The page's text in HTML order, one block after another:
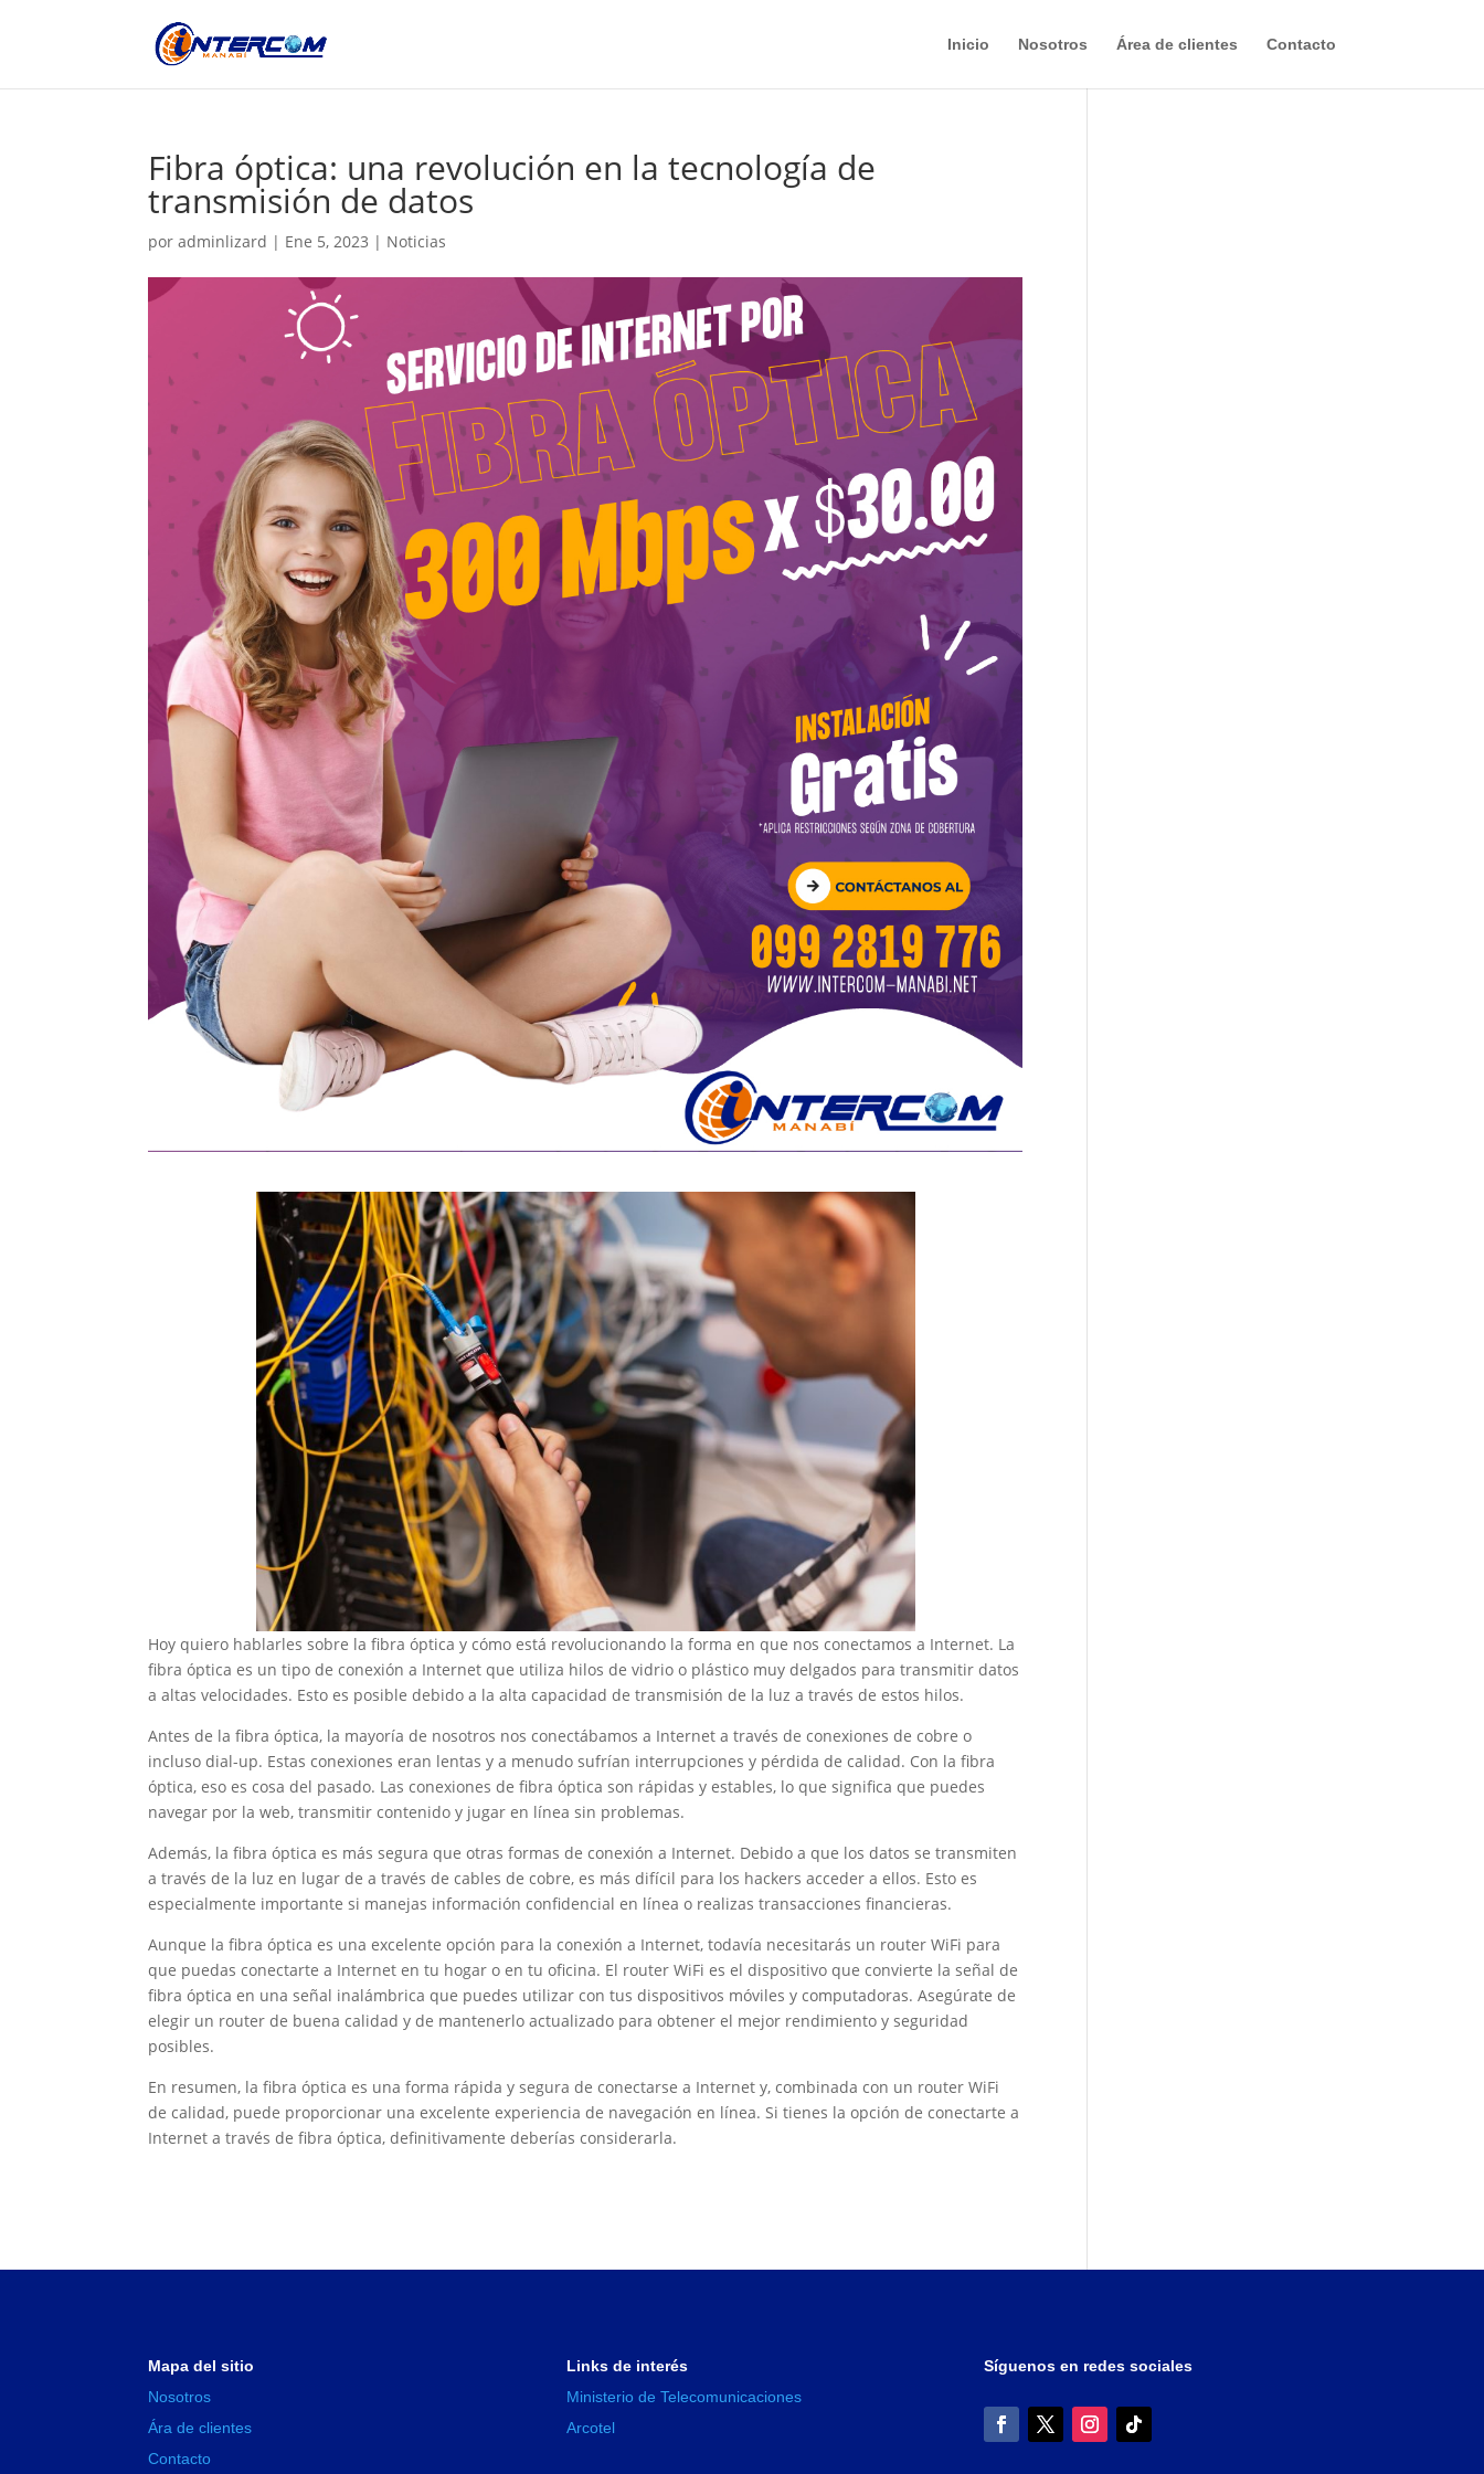
Inicio Nosotros Área de clientes Contacto
Fibra óptica: una revolución en la tecnología de
transmisión de datos
poradminlizard | Ene 5, 2023 | Noticias
Hoy quiero hablarles sobre la fibra óptica y cómo está revolucionando la forma en que nos conectamos a Internet. La
fibra óptica es un tipo de conexión a Internet que utiliza hilos de vidrio o plástico muy delgados para transmitir datos
a altas velocidades. Esto es posible debido a la alta capacidad de transmisión de la luz a través de estos hilos.
Antes de la fibra óptica, la mayoría de nosotros nos conectábamos a Internet a través de conexiones de cobre o
incluso dial-up. Estas conexiones eran lentas y a menudo sufrían interrupciones y pérdida de calidad. Con la fibra
óptica, eso es cosa del pasado. Las conexiones de fibra óptica son rápidas y estables, lo que significa que puedes
navegar por la web, transmitir contenido y jugar en línea sin problemas.
Además, la fibra óptica es más segura que otras formas de conexión a Internet. Debido a que los datos se transmiten
a través de la luz en lugar de a través de cables de cobre, es más difícil para los hackers acceder a ellos. Esto es
especialmente importante si manejas información confidencial en línea o realizas transacciones financieras.
Aunque la fibra óptica es una excelente opción para la conexión a Internet, todavía necesitarás un router WiFi para
que puedas conectarte a Internet en tu hogar o en tu oficina. El router WiFi es el dispositivo que convierte la señal de
fibra óptica en una señal inalámbrica que puedes utilizar con tus dispositivos móviles y computadoras. Asegúrate de
elegir un router de buena calidad y de mantenerlo actualizado para obtener el mejor rendimiento y seguridad
posibles.
En resumen, la fibra óptica es una forma rápida y segura de conectarse a Internet y, combinada con un router WiFi
de calidad, puede proporcionar una excelente experiencia de navegación en línea. Si tienes la opción de conectarte a
Internet a través de fibra óptica, definitivamente deberías considerarla.
Mapa del sitio
Nosotros
Ára de clientes
Contacto
Links de interés
Ministerio de Telecomunicaciones
Arcotel
Síguenos en redes sociales